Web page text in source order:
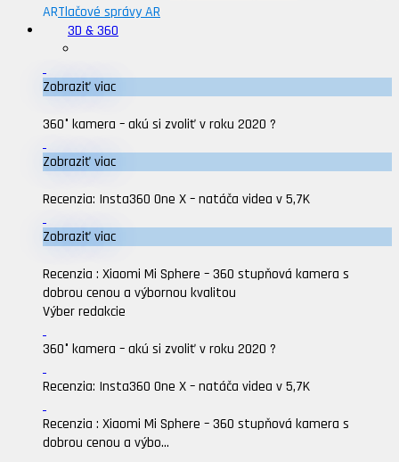
ARTlačové správy AR
3D & 360
Zobraziť viac
360° kamera – akú si zvoliť v roku 2020 ?
Zobraziť viac
Recenzia: Insta360 One X – natáča videa v 5,7K
Zobraziť viac
Recenzia : Xiaomi Mi Sphere – 360 stupňová kamera s
dobrou cenou a výbornou kvalitou
Výber redakcie
360° kamera – akú si zvoliť v roku 2020 ?
Recenzia: Insta360 One X – natáča videa v 5,7K
Recenzia : Xiaomi Mi Sphere – 360 stupňová kamera s
dobrou cenou a výbo...